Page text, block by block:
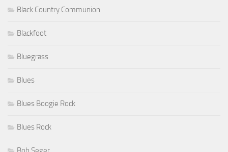
Black Country Communion
Blackfoot
Bluegrass
Blues
Blues Boogie Rock
Blues Rock